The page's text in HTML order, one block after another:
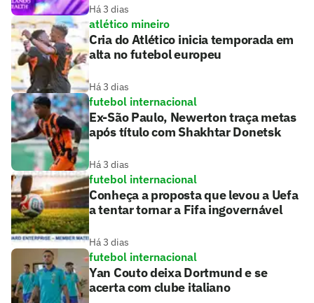
Há 3 dias
atlético mineiro
Cria do Atlético inicia temporada em
alta no futebol europeu
Há 3 dias
futebol internacional
Ex-São Paulo, Newerton traça metas
após título com Shakhtar Donetsk
Há 3 dias
futebol internacional
Conheça a proposta que levou a Uefa
a tentar tornar a Fifa ingovernável
Há 3 dias
futebol internacional
Yan Couto deixa Dortmund e se
acerta com clube italiano